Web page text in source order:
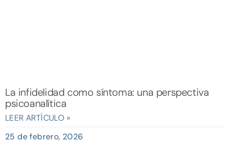
La infidelidad como síntoma: una perspectiva
psicoanalítica
LEER ARTÍCULO »
25 de febrero, 2026